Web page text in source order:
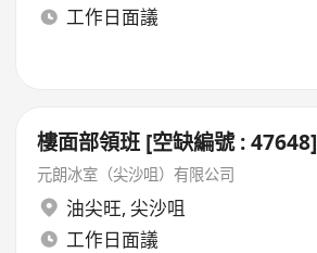
工作日面議
樓面部領班 [空缺編號 : 47648]
元朗冰室（尖沙咀）有限公司
油尖旺, 尖沙咀
工作日面議